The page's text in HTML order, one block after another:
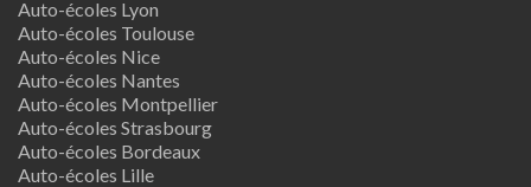
Auto-écoles Lyon
Auto-écoles Toulouse
Auto-écoles Nice
Auto-écoles Nantes
Auto-écoles Montpellier
Auto-écoles Strasbourg
Auto-écoles Bordeaux
Auto-écoles Lille